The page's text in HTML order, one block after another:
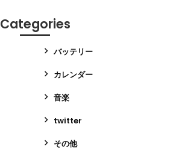
Categories
バッテリー
カレンダー
音楽
twitter
その他